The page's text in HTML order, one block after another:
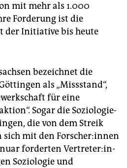
mit mehr als 1.000
Forderung ist die
der Initiative bis heute
bezeichnet die
als „Missstand“,
für eine
Sogar die Soziologie-
die von dem Streik
mit den For­sche­r:in­nen
forderten Ver­tre­te­r:in­
Soziologie und